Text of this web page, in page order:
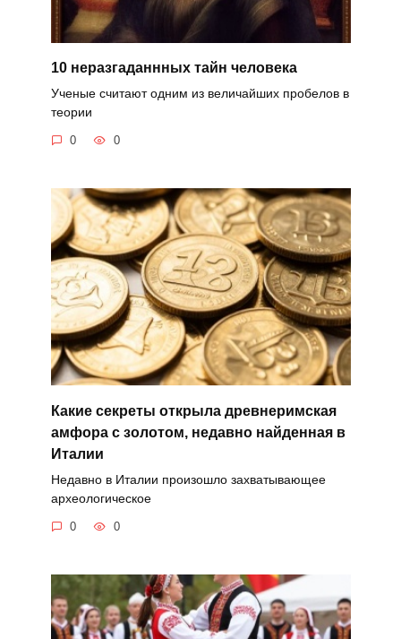
10 неразгаданнных тайн человека
Ученые считают одним из величайших пробелов в
теории
0 0
Какие секреты открыла древнеримская
амфора с золотом, недавно найденная в
Италии
Недавно в Италии произошло захватывающее
археологическое
0 0